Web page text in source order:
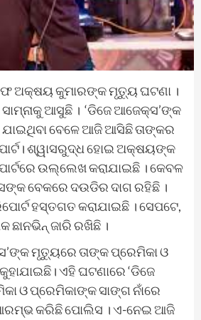
ଅକ୍ଷୟ କୁମାରଙ୍କ ମୃତ୍ୟୁ ଘଟଣା ।
ଆସୁଛି । ‘ଡିଜେ ଆଜେକ୍ସ’ଙ୍କ
ବେଳେ ଆଜି ଆସିଛି ତାଙ୍କର
ଶ୍ୱାସରୁଦ୍ଧ ହୋଇ ଅକ୍ଷୟଙ୍କ
ଉଲ୍ଲେଖ କରାଯାଇଛି । କେବଳ
ବେକରେ ଦଉଡିର ଦାଗ ରହିଛି ।
ହସ୍ତଗତ କରାଯାଇଛି । ସେପଟେ,
ଜାରି ରଖିଛି ।
ମୃତ୍ୟୁରେ ତାଙ୍କ ପ୍ରେମିକା ଓ
ଏହି ଘଟଣାରେ ‘ଡିଜେ
ଓ ପ୍ରେମିକାଙ୍କ ସାଙ୍ଗ ନାଁରେ
କରିଛି ପୋଲିସ । ଏ-ନେଇ ଆଜି